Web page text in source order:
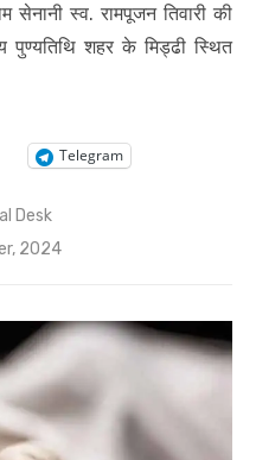
सेनानी स्व. रामपूजन तिवारी की
पुण्यतिथि शहर के मिड्ढी स्थित
Telegram
Desk
2024